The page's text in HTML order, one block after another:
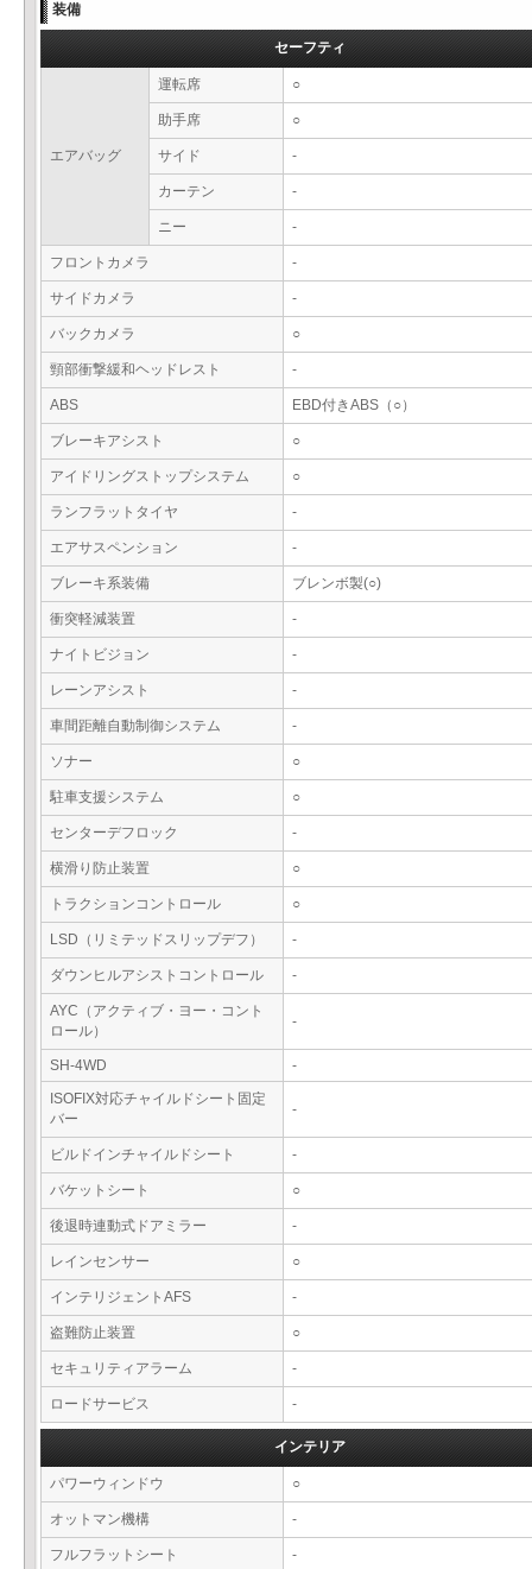
装備
セーフティ
エアバッグ
運転席 ○
助手席 ○
サイド -
カーテン -
ニー -
フロントカメラ -
サイドカメラ -
バックカメラ ○
頸部衝撃緩和ヘッドレスト -
ABS EBD付きABS（○）
ブレーキアシスト ○
アイドリングストップシステム ○
ランフラットタイヤ -
エアサスペンション -
ブレーキ系装備 ブレンボ製(○)
衝突軽減装置 -
ナイトビジョン -
レーンアシスト -
車間距離自動制御システム -
ソナー ○
駐車支援システム ○
センターデフロック -
横滑り防止装置 ○
トラクションコントロール ○
LSD（リミテッドスリップデフ） -
ダウンヒルアシストコントロール -
AYC（アクティブ・ヨー・コント
ロール）
-
SH-4WD
-
ISOFIX対応チャイルドシート固定
バー
-
ビルドインチャイルドシート -
バケットシート ○
後退時連動式ドアミラー -
レインセンサー ○
インテリジェントAFS -
盗難防止装置 ○
セキュリティアラーム -
ロードサービス -
インテリア
パワーウィンドウ ○
オットマン機構 -
フルフラットシート -